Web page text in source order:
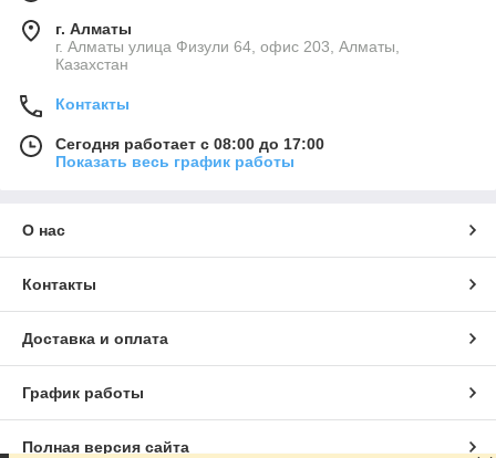
г. Алматы
г. Алматы улица Физули 64, офис 203, Алматы,
Казахстан
Контакты
Сегодня работает с 08:00 до 17:00
Показать весь график работы
О нас
Контакты
Доставка и оплата
График работы
Полная версия сайта